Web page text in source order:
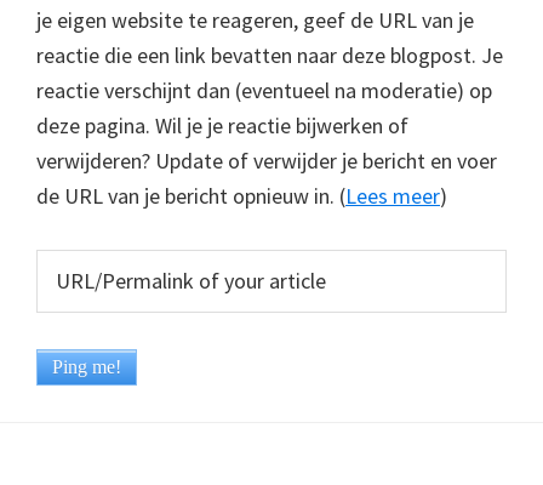
je eigen website te reageren, geef de URL van je
reactie die een link bevatten naar deze blogpost. Je
reactie verschijnt dan (eventueel na moderatie) op
deze pagina. Wil je je reactie bijwerken of
verwijderen? Update of verwijder je bericht en voer
de URL van je bericht opnieuw in. (Lees meer)